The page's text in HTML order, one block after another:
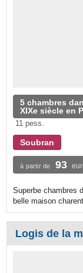
5 chambres
XIXe siècle en
11 pess.
Soubran
à partir de 93
Superbe chambres
belle maison
Logis de la